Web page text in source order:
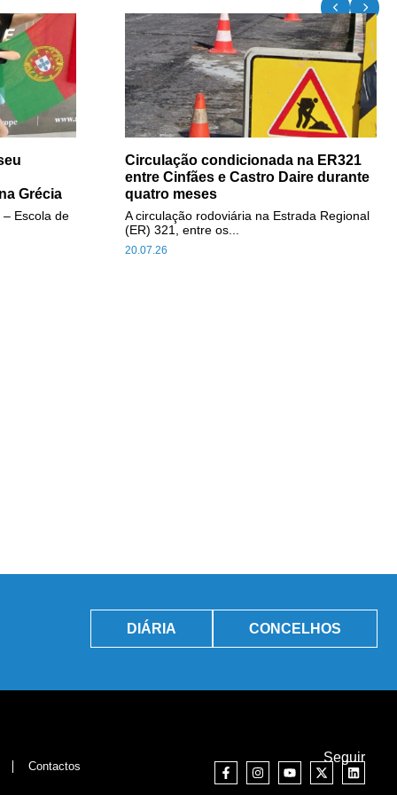
Grécia
– Escola de
Circulação condicionada na ER321
entre Cinfães e Castro Daire durante
quatro meses
20.07.26
A circulação rodoviária na Estrada Regional
(ER) 321, entre os...
DIÁRIA CONCELHOS
Contactos
Seguir